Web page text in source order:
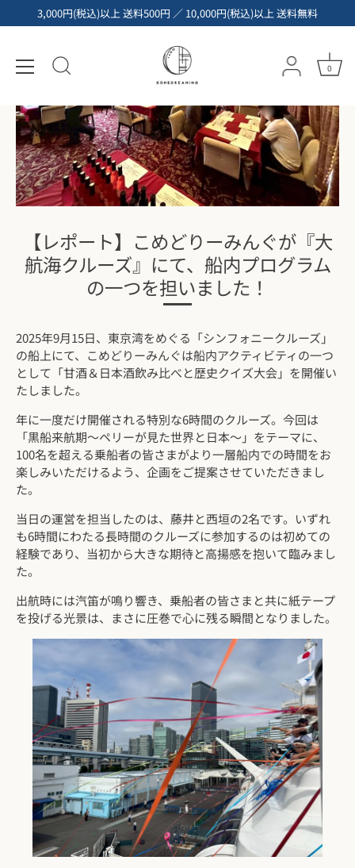
ン
3,000円(税込)以上 送料500円 ／ 10,000円(税込)以上 送料無料
0
【レポート】こめどりーみんぐが『大
航海クルーズ』にて、船内プログラム
の一つを担いました！
2025年9月15日、東京湾をめぐる「シンフォニークルーズ」
の船上にて、こめどりーみんぐは船内アクティビティの一つ
として「甘酒＆日本酒飲み比べと歴史クイズ大会」を開催い
たしました。
年に一度だけ開催される特別な6時間のクルーズ。今回は
「黒船来航期〜ペリーが見た世界と日本〜」をテーマに、
100名を超える乗船者の皆さまがより一層船内での時間をお
楽しみいただけるよう、企画をご提案させていただきまし
た。
当日の運営を担当したのは、藤井と西垣の2名です。いずれ
も6時間にわたる長時間のクルーズに参加するのは初めての
経験であり、当初から大きな期待と高揚感を抱いて臨みまし
た。
出航時には汽笛が鳴り響き、乗船者の皆さまと共に紙テープ
を投げる光景は、まさに圧巻で心に残る瞬間となりました。